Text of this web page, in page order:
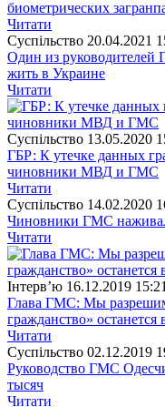
биометрических
Читати
Суспiльство 20.04.2021
Один из руководителей
жить в Украине
Читати
Суспiльство 13.05.2020
ГБР: К утечке данных
чиновники МВД и ГМС
Читати
Суспiльство 14.02.2020
Чиновники ГМС
Читати
Інтерв’ю 16.12.2019 15:21
Глава ГМС: Мы
гражданство»
Читати
Суспiльство 02.12.2019
Руководство ГМС
тысяч
Читати